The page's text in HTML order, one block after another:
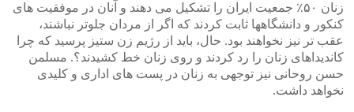
زنان ۵۰٪ جمعیت ایران را تشکیل می دهند و آنان در موفقیت های
کنکور و دانشگاهها ثابت کردند که اگر از مردان جلوتر نباشند،
عقب تر نیز نخواهند بود. حال، باید از رژیم زن ستیز پرسید که چرا
کاندیداهای زنان را رد کردند و روی زنان خط کشیدند؟. مسلمن
حسن روحانی نیز توجهی به زنان در پست های اداری و کلیدی
نخواهد داشت.